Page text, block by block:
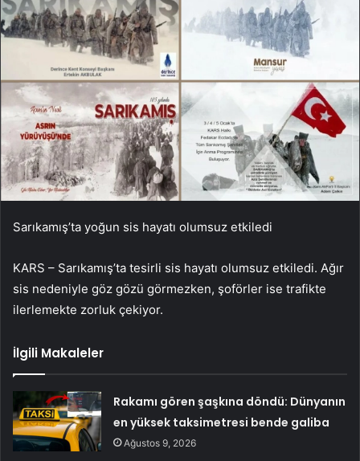
Sarıkamış’ta yoğun sis hayatı olumsuz etkiledi
KARS – Sarıkamış’ta tesirli sis hayatı olumsuz etkiledi. Ağır
sis nedeniyle göz gözü görmezken, şoförler ise trafikte
ilerlemekte zorluk çekiyor.
İlgili Makaleler
Rakamı gören şaşkına döndü: Dünyanın
en yüksek taksimetresi bende galiba
Ağustos 9, 2026